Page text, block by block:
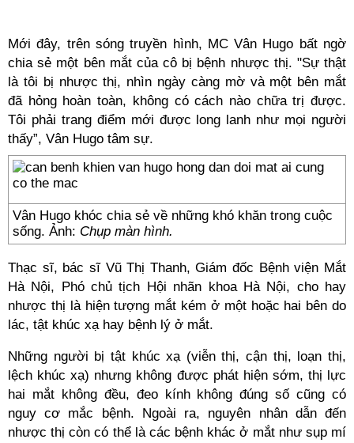
Mới đây, trên sóng truyền hình, MC Vân Hugo bất ngờ
chia sẻ một bên mắt của cô bị bệnh nhược thị. "Sự thật
là tôi bị nhược thị, nhìn ngày càng mờ và một bên mắt
đã hỏng hoàn toàn, không có cách nào chữa trị được.
Tôi phải trang điểm mới được long lanh như mọi người
thấy”, Vân Hugo tâm sự.
Vân Hugo khóc chia sẻ về những khó khăn trong cuộc
sống. Ảnh: Chụp màn hình.
Thạc sĩ, bác sĩ Vũ Thị Thanh, Giám đốc Bệnh viện Mắt
Hà Nội, Phó chủ tịch Hội nhãn khoa Hà Nội, cho hay
nhược thị là hiện tượng mắt kém ở một hoặc hai bên do
lác, tật khúc xạ hay bệnh lý ở mắt.
Những người bị tật khúc xạ (viễn thị, cận thị, loạn thị,
lệch khúc xạ) nhưng không được phát hiện sớm, thị lực
hai mắt không đều, đeo kính không đúng số cũng có
nguy cơ mắc bệnh. Ngoài ra, nguyên nhân dẫn đến
nhược thị còn có thể là các bệnh khác ở mắt như sụp mí